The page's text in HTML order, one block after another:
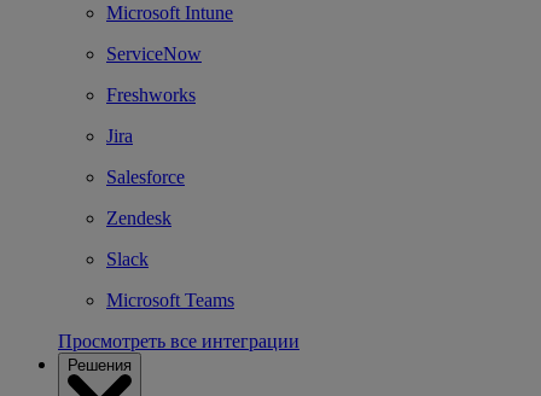
Microsoft Intune
ServiceNow
Freshworks
Jira
Salesforce
Zendesk
Slack
Microsoft Teams
Просмотреть все интеграции
Решения